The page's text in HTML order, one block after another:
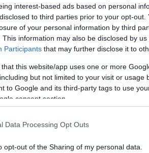
interest-based ads based on personal
to third parties prior to your opt-
of your personal information by third
This information may also be disclosed by
Participants that may further disclose it to
that this website/app uses one or more
but not limited to your visit or usage
to Google and its third-party tags to use
consent section.
Data Processing Opt Outs
opt-out of the Sharing of my personal data.
a közös tulajdonsága, hogy
erejével, utóbbi kettő
Európa-modell irányába
jelenlegi tyúklépésben való haladást
elvárásaitól való
nem is beszélve, hogy ez a
ami miatt az EU-s
Ennél még rosszabb lehetőség a “